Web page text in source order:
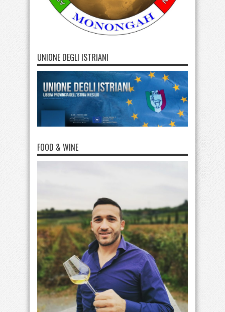
UNIONE DEGLI ISTRIANI
FOOD & WINE